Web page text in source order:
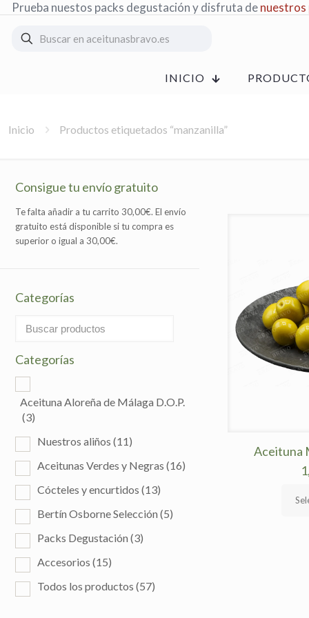
Prueba nuestos packs degustación y disfruta de
INICIO
Inicio Productos etiquetados “manzanilla”
Aceituna
Este
Consigue tu envío gratuito
Te falta añadir a tu carrito 30,00€. El envío
gratuito está disponible si tu compra es
superior o igual a 30,00€.
Categorías
Categorías
Aceituna Aloreña de Málaga D.O.P.
(3)
Nuestros aliños (11)
Aceitunas Verdes y Negras (16)
Cócteles y encurtidos (13)
Bertín Osborne Selección (5)
Packs Degustación (3)
Accesorios (15)
Todos los productos (57)